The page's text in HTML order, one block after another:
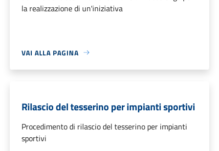
la realizzazione di un'iniziativa
VAI ALLA PAGINA
Rilascio del tesserino per impianti sportivi
Procedimento di rilascio del tesserino per impianti
sportivi